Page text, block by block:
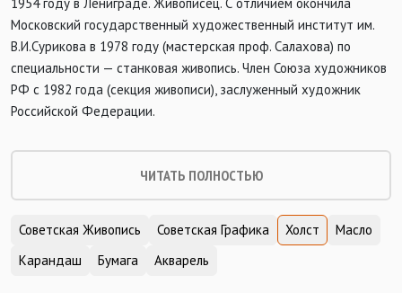
Московский государственный художественный институт им.
В.И.Сурикова в 1978 году (мастерская проф. Салахова) по
специальности — станковая живопись. Член Союза художников
РФ с 1982 года (секция живописи), заслуженный художник
Российской Федерации.
ЧИТАТЬ ПОЛНОСТЬЮ
Советская Живопись Советская Графика Холст
Масло
Карандаш
Бумага Акварель